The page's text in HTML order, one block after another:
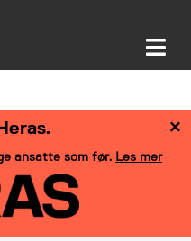
×
ansatte som før. Les mer